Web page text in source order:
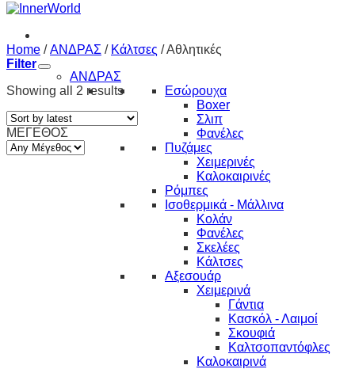
ΑΝΔΡΑΣ
Εσώρουχα
Boxer
Σλιπ
Φανέλες
Πυζάμες
Χειμερινές
Καλοκαιρινές
Ρόμπες
Ισοθερμικά - Μάλλινα
Κολάν
Φανέλες
Σκελέες
Κάλτσες
Αξεσουάρ
Χειμερινά
Γάντια
Κασκόλ - Λαιμοί
Σκουφιά
Καλτσοπαντόφλες
Καλοκαιρινά
Home / ΑΝΔΡΑΣ / Κάλτσες /Αθλητικές
Filter
Showing all 2 results
ΜΕΓΕΘΟΣ